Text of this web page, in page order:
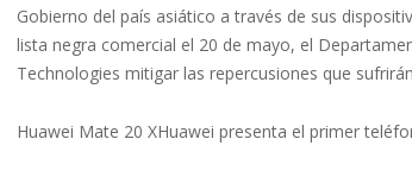
Gobierno del país asiático a través de sus
lista negra comercial el 20 de mayo, el
Technologies mitigar las repercusiones que
Huawei Mate 20 XHuawei presenta el primer